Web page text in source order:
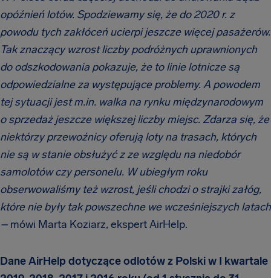
opóźnień lotów. Spodziewamy się, że do 2020 r. z
powodu tych zakłóceń ucierpi jeszcze więcej pasażerów.
Tak znaczący wzrost liczby podróżnych uprawnionych
do odszkodowania pokazuje, że to linie lotnicze są
odpowiedzialne za występujące problemy. A powodem
tej sytuacji jest m.in. walka na rynku międzynarodowym
o sprzedaż jeszcze większej liczby miejsc. Zdarza się, że
niektórzy przewoźnicy oferują loty na trasach, których
nie są w stanie obsłużyć z ze względu na niedobór
samolotów czy personelu. W ubiegłym roku
obserwowaliśmy też wzrost, jeśli chodzi o strajki załóg,
które nie były tak powszechne we wcześniejszych latach
– mówi Marta Koziarz, ekspert AirHelp.
Dane AirHelp dotyczące odlotów z Polski w I kwartale